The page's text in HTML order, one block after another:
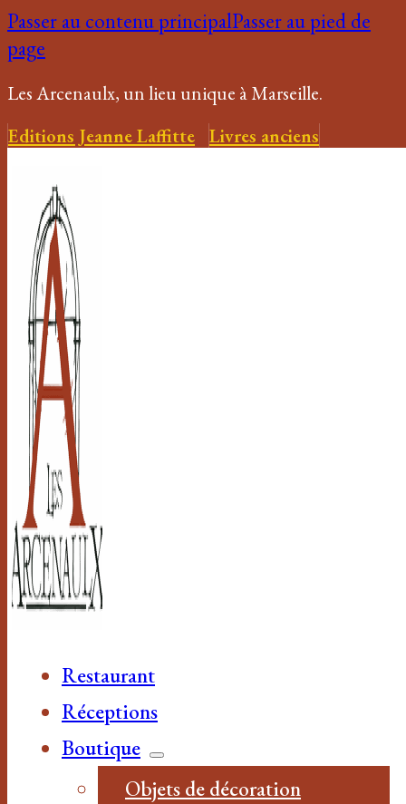
Passer au contenu principalPasser au pied de
page
Les Arcenaulx, un lieu unique à Marseille.
Editions Jeanne Laffitte Livres anciens
Restaurant
Réceptions
Boutique
Objets de décoration